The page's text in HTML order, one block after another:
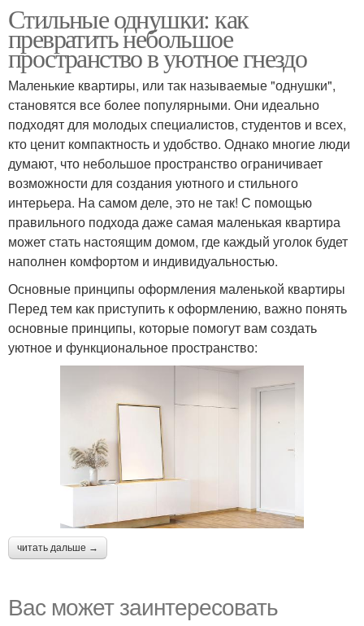
Стильные однушки: как
превратить небольшое
пространство в уютное гнездо
Маленькие квартиры, или так называемые "однушки",
становятся все более популярными. Они идеально
подходят для молодых специалистов, студентов и всех,
кто ценит компактность и удобство. Однако многие люди
думают, что небольшое пространство ограничивает
возможности для создания уютного и стильного
интерьера. На самом деле, это не так! С помощью
правильного подхода даже самая маленькая квартира
может стать настоящим домом, где каждый уголок будет
наполнен комфортом и индивидуальностью.
Основные принципы оформления маленькой квартиры
Перед тем как приступить к оформлению, важно понять
основные принципы, которые помогут вам создать
уютное и функциональное пространство:
читать дальше →
Вас может заинтересовать